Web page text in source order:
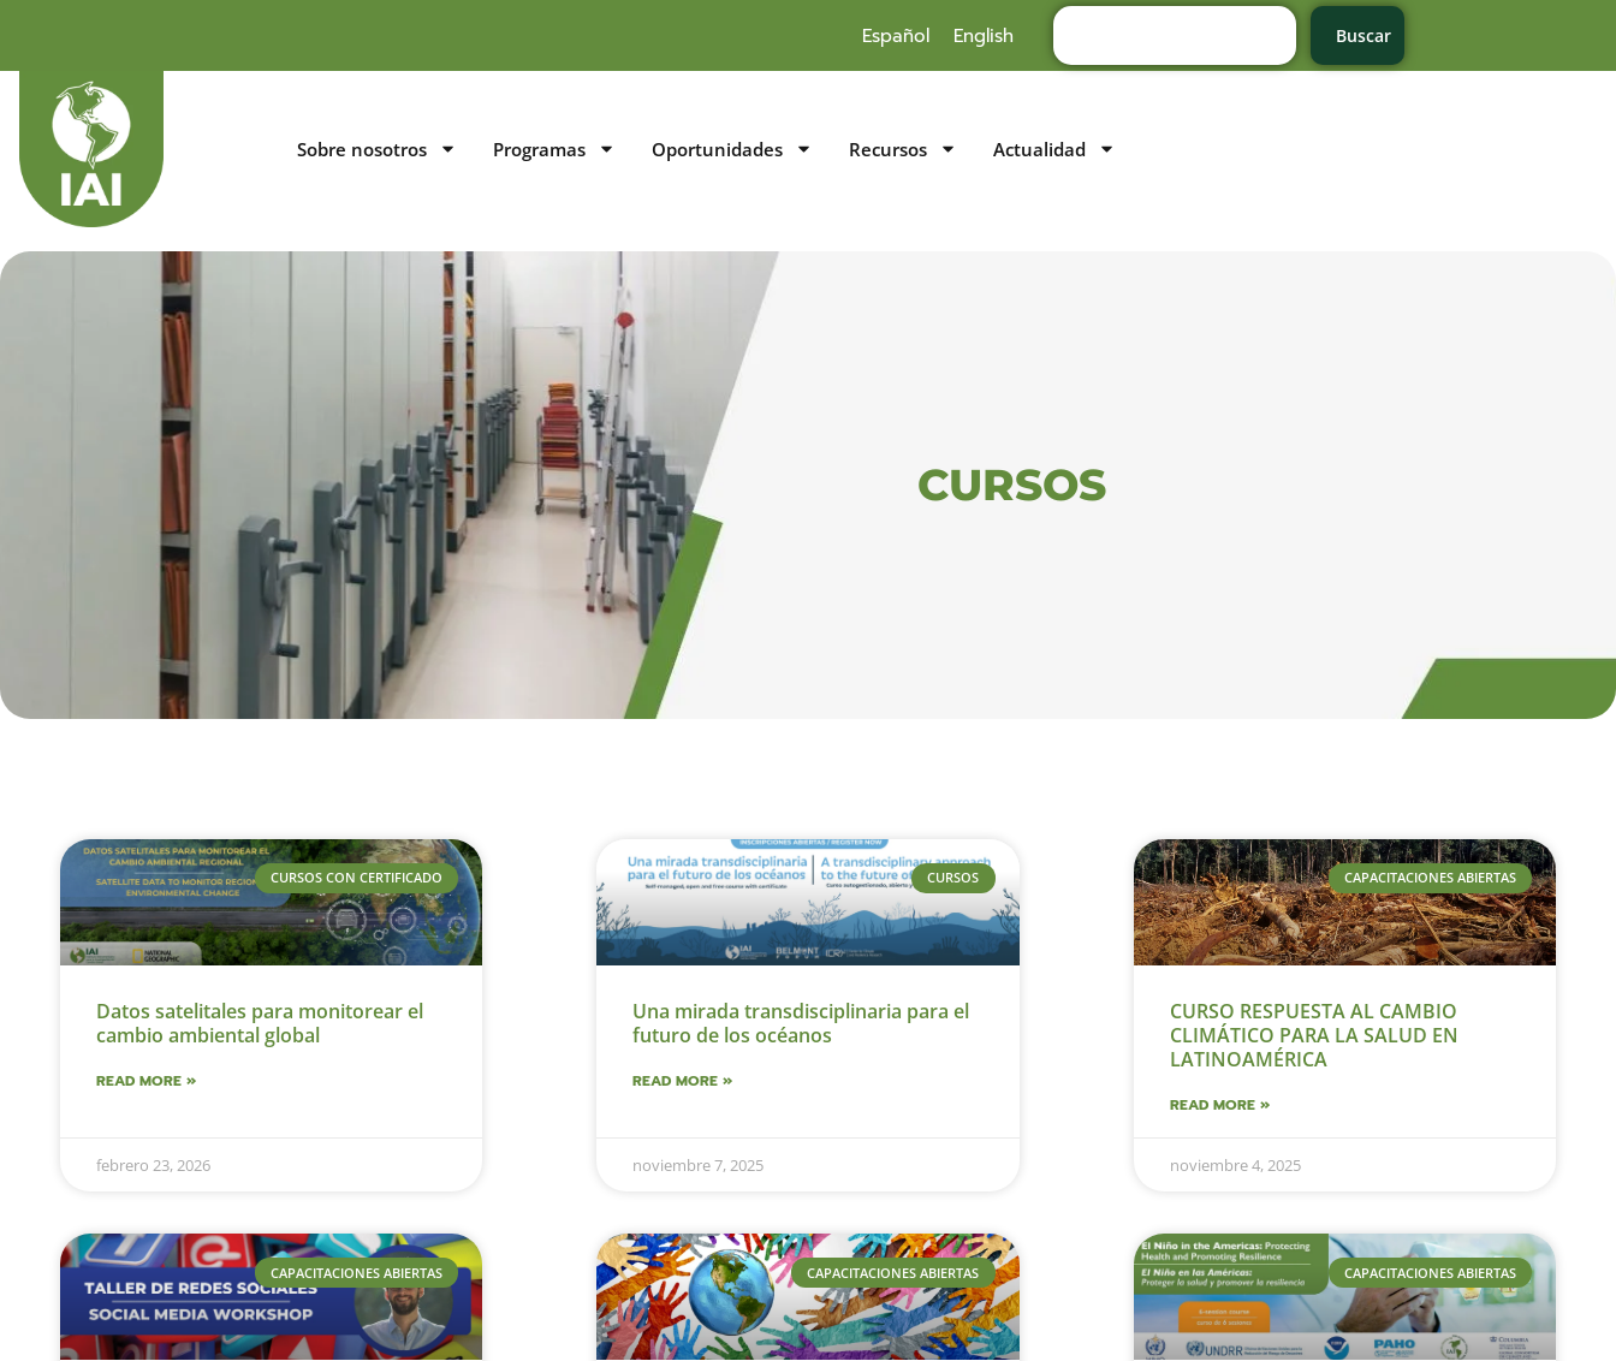
Español English Buscar
Sobre nosotros Programas Oportunidades Recursos Actualidad
CURSOS
CURSOS CON CERTIFICADO
Datos satelitales para monitorear el
cambio ambiental global
READ MORE »
febrero 23, 2026
CURSOS
Una mirada transdisciplinaria para el
futuro de los océanos
READ MORE »
noviembre 7, 2025
CAPACITACIONES ABIERTAS
CURSO RESPUESTA AL CAMBIO
CLIMÁTICO PARA LA SALUD EN
LATINOAMÉRICA
READ MORE »
noviembre 4, 2025
CAPACITACIONES ABIERTAS CAPACITACIONES ABIERTAS CAPACITACIONES ABIERTAS